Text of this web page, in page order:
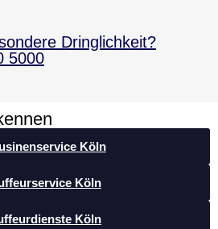
Dringlichkeit?
5000
Köln
Köln
Köln